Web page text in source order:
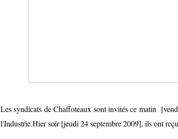
Les syndicats de Chaffoteaux sont invités ce matin
l'Industrie.Hier soir [jeudi 24 septembre 2009], ils ont